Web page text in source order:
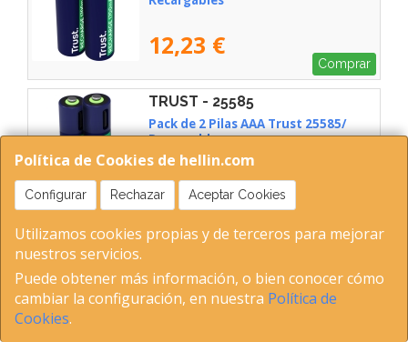
12,23 €
Comprar
TRUST - 25585
Pack de 2 Pilas AAA Trust 25585/
Recargables
9,40 €
TRUST - 25631
Recargables
Política de Cookies de hellin.com
Configurar Rechazar Aceptar Cookies
Utilizamos cookies propias y de terceros para mejorar
nuestros servicios.
Puede obtener más información, o bien conocer cómo
cambiar la configuración, en nuestra Política de
Cookies.